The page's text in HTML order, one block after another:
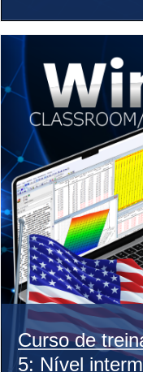
Curso de
5: Nível